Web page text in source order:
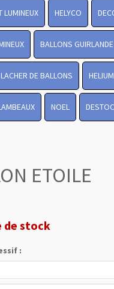
LUMINEUX HELYCO
BALLONS GUIRLANDE
LACHER DE BALLONS
NOEL
ETOILE
de stock
: